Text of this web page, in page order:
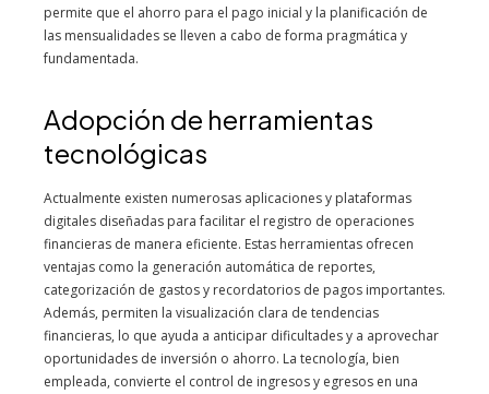
permite que el ahorro para el pago inicial y la planificación de
las mensualidades se lleven a cabo de forma pragmática y
fundamentada.
Adopción de herramientas
tecnológicas
Actualmente existen numerosas aplicaciones y plataformas
digitales diseñadas para facilitar el registro de operaciones
financieras de manera eficiente. Estas herramientas ofrecen
ventajas como la generación automática de reportes,
categorización de gastos y recordatorios de pagos importantes.
Además, permiten la visualización clara de tendencias
financieras, lo que ayuda a anticipar dificultades y a aprovechar
oportunidades de inversión o ahorro. La tecnología, bien
empleada, convierte el control de ingresos y egresos en una